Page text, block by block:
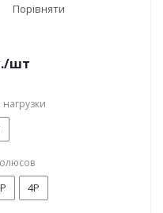
Порівняти
/шт
4P